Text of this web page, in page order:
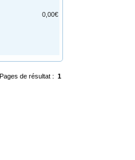
0,00€
Pages de résultat : 1